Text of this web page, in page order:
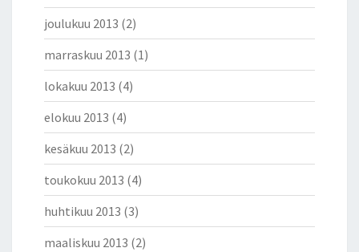
joulukuu 2013 (2)
marraskuu 2013 (1)
lokakuu 2013 (4)
elokuu 2013 (4)
kesäkuu 2013 (2)
toukokuu 2013 (4)
huhtikuu 2013 (3)
maaliskuu 2013 (2)